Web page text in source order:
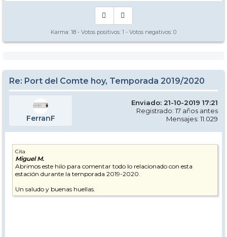
Karma: 18 - Votos positivos: 1 - Votos negativos: 0
Re: Port del Comte hoy, Temporada 2019/2020
FerranF
Enviado: 21-10-2019 17:21
Registrado: 17 años antes
Mensajes: 11.029
Cita
Miguel M.
Abrimos este hilo para comentar todo lo relacionado con esta
estación durante la temporada 2019-2020.
Un saludo y buenas huellas.